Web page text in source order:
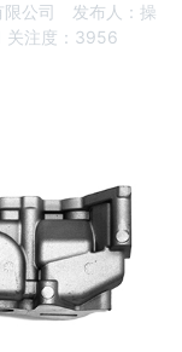
公司
发布人：操
关注度：3956